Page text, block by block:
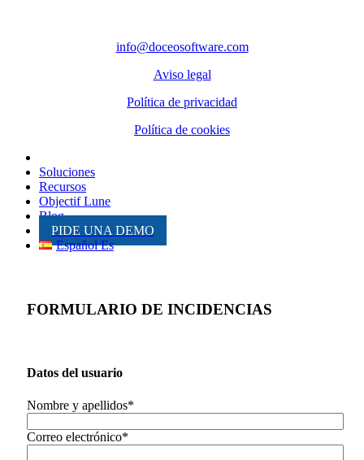
info@doceosoftware.com
Aviso legal
Política de privacidad
Política de cookies
Soluciones
Recursos
Objectif Lune
Blog
PIDE UNA DEMO
Español Es
FORMULARIO DE INCIDENCIAS
Datos del usuario
Nombre y apellidos*
Correo electrónico*